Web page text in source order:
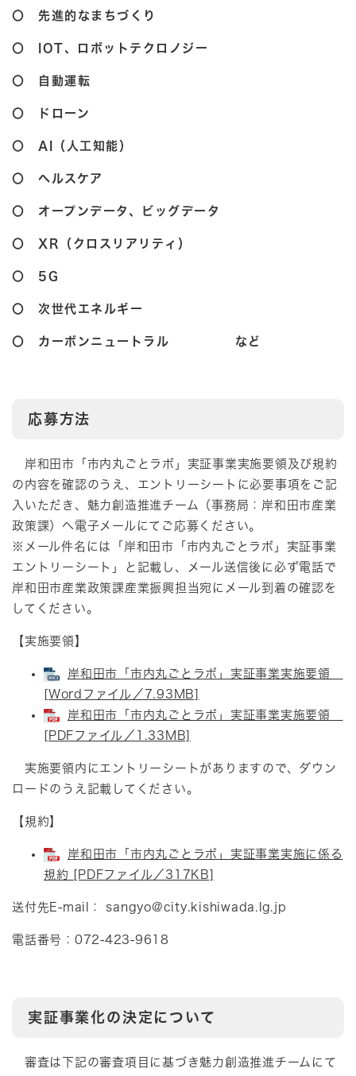
〇 先進的なまちづくり
〇 IOT、ロボットテクロノジー
〇 自動運転
〇 ドローン
〇 AI（人工知能）
〇 ヘルスケア
〇 オープンデータ、ビッグデータ
〇 XR（クロスリアリティ）
〇 5G
〇 次世代エネルギー
〇 カーボンニュートラル など
応募方法
岸和田市「市内丸ごとラボ」実証事業実施要領及び規約
の内容を確認のうえ、エントリーシートに必要事項をご記
入いただき、魅力創造推進チーム（事務局：岸和田市産業
政策課）へ電子メールにてご応募ください。
※メール件名には「岸和田市「市内丸ごとラボ」実証事業
エントリーシート」と記載し、メール送信後に必ず電話で
岸和田市産業政策課産業振興担当宛にメール到着の確認を
してください。​
【実施要領】
岸和田市「市内丸ごとラボ」実証事業実施要領
[Wordファイル／7.93MB]
岸和田市「市内丸ごとラボ」実証事業実施要領
[PDFファイル／1.33MB]
実施要領内にエントリーシートがありますので、ダウン
ロードのうえ記載してください。
【規約】
岸和田市「市内丸ごとラボ」実証事業実施に係る
規約 [PDFファイル／317KB]
送付先E-mail：sangyo@city.kishiwada.lg.jp
電話番号：072-423-9618
実証事業化の決定について
審査は下記の審査項目に基づき魅力創造推進チームにて